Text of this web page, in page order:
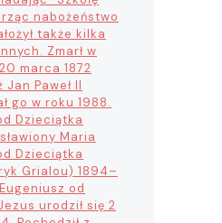
nabożeństwo
także kilka
Zmarł w
marca 1872
Paweł II
go w roku 1988.
Dzieciątka
Maria
Dzieciątka
Grialou) 1894–
od
urodził się 2